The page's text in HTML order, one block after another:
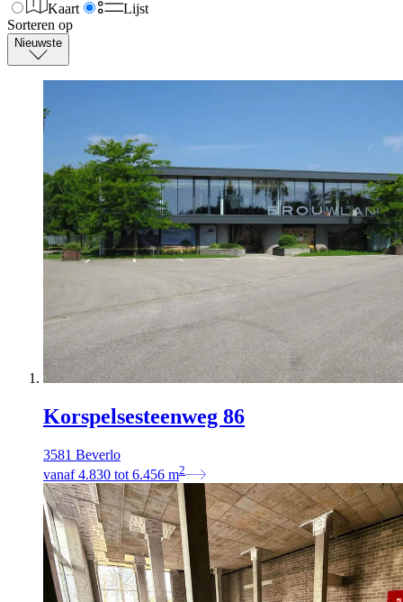
Kaart
Lijst
Sorteren op
Nieuwste
Korspelsesteenweg 86
3581 Beverlo
vanaf 4.830 tot 6.456 m2